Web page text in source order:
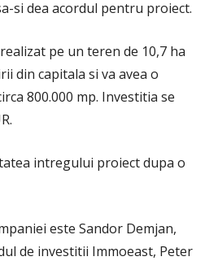
si dea acordul pentru proiect.
pe un teren de 10,7 ha
din capitala si va avea o
800.000 mp. Investitia se
intregului proiect dupa o
este Sandor Demjan,
de investitii Immoeast, Peter